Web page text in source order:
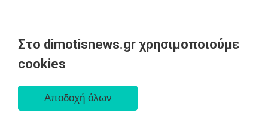
Στο dimotisnews.gr χρησιμοποιούμε
cookies